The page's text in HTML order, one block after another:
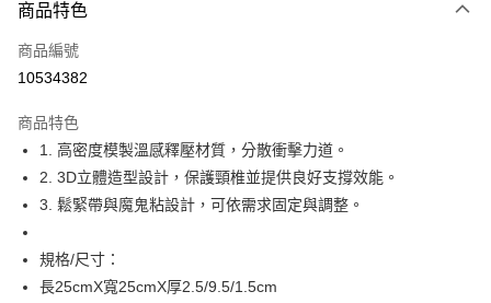
Apple Pay
街口支付
Google Pay
全盈+PAY
大哥付你分期
相關說明
【大哥付你分期使用說明】
1.本服務由台灣大哥大提供，台灣大哥大用戶可立即使用無須另外申請。
AFTEE先享後付
商品特色
商品編號
10534382
商品特色
1. 高密度模製溫感釋壓材質，分散衝擊力道。
2. 3D立體造型設計，保護頸椎並提供良好支撐效能。
3. 鬆緊帶與魔鬼粘設計，可依需求固定與調整。
規格/尺寸：
長25cmX寬25cmX厚2.5/9.5/1.5cm